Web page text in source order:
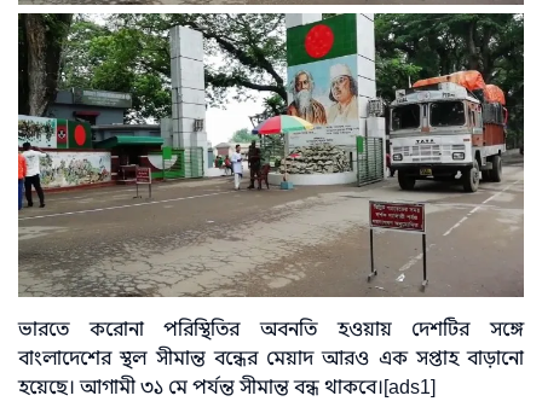
ভারতে করোনা পরিস্থিতির অবনতি হওয়ায় দেশটির সঙ্গে
বাংলাদেশের স্থল সীমান্ত বন্ধের মেয়াদ আরও এক সপ্তাহ বাড়ানো
হয়েছে। আগামী ৩১ মে পর্যন্ত সীমান্ত বন্ধ থাকবে।[ads1]